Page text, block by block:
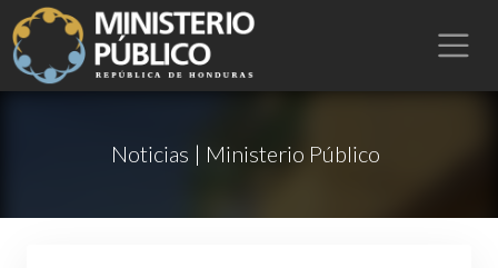
Noticias | Ministerio Público